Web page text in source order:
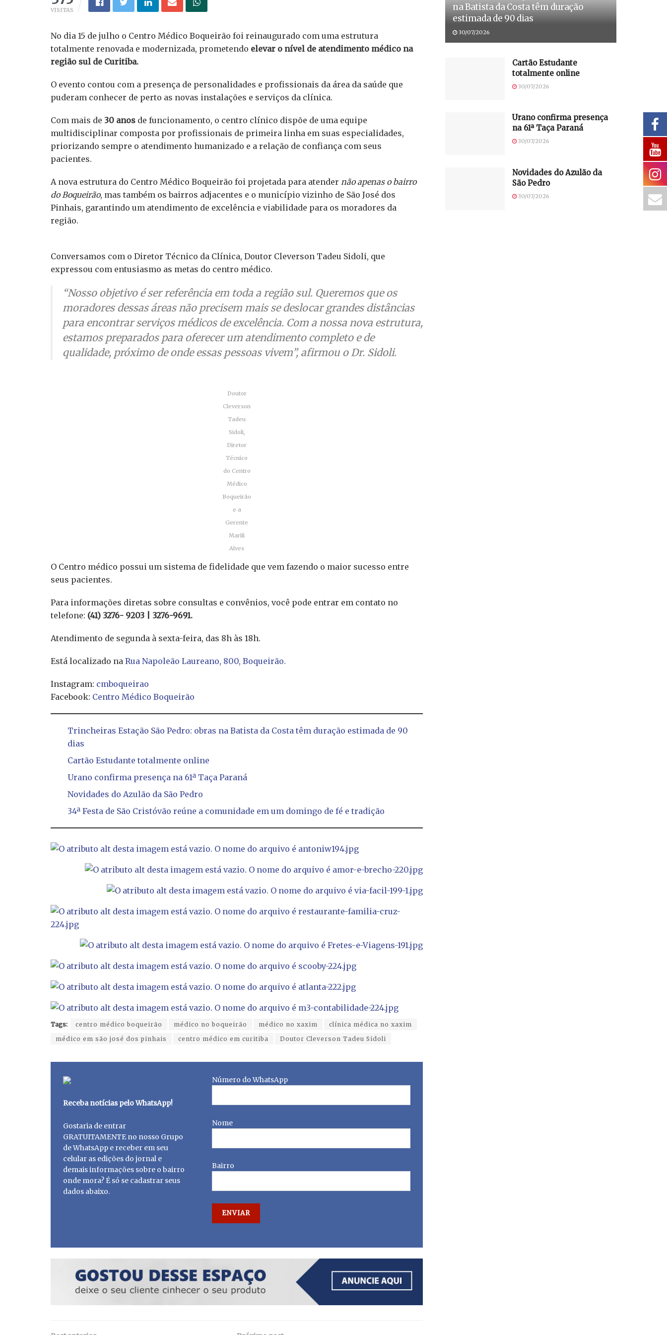
VISITAS
No dia 15 de julho o Centro Médico Boqueirão foi reinaugurado com uma estrutura
totalmente renovada e modernizada, prometendo elevar o nível de atendimento médico na
região sul de Curitiba.
O evento contou com a presença de personalidades e profissionais da área da saúde que
puderam conhecer de perto as novas instalações e serviços da clínica.
Com mais de 30 anos de funcionamento, o centro clínico dispõe de uma equipe
multidisciplinar composta por profissionais de primeira linha em suas especialidades,
priorizando sempre o atendimento humanizado e a relação de confiança com seus
pacientes.
A nova estrutura do Centro Médico Boqueirão foi projetada para atender não apenas o bairro
do Boqueirão, mas também os bairros adjacentes e o município vizinho de São José dos
Pinhais, garantindo um atendimento de excelência e viabilidade para os moradores da
região.
Conversamos com o Diretor Técnico da Clínica, Doutor Cleverson Tadeu Sidoli, que
expressou com entusiasmo as metas do centro médico.
“Nosso objetivo é ser referência em toda a região sul. Queremos que os
moradores dessas áreas não precisem mais se deslocar grandes distâncias
para encontrar serviços médicos de excelência. Com a nossa nova estrutura,
estamos preparados para oferecer um atendimento completo e de
qualidade, próximo de onde essas pessoas vivem”, afirmou o Dr. Sidoli.
Doutor
Cleverson
Tadeu
Sidoli,
Diretor
Técnico
do Centro
Médico
Boqueirão
e a
Gerente
Marili
Alves
O Centro médico possui um sistema de fidelidade que vem fazendo o maior sucesso entre
seus pacientes.
Para informações diretas sobre consultas e convênios, você pode entrar em contato no
telefone: (41) 3276- 9203 | 3276-9691.
Atendimento de segunda à sexta-feira, das 8h às 18h.
Está localizado na Rua Napoleão Laureano, 800, Boqueirão.
Instagram: cmboqueirao
Facebook: Centro Médico Boqueirão
Trincheiras Estação São Pedro: obras na Batista da Costa têm duração estimada de 90
dias
Cartão Estudante totalmente online
Urano confirma presença na 61ª Taça Paraná
Novidades do Azulão da São Pedro
34ª Festa de São Cristóvão reúne a comunidade em um domingo de fé e tradição
Tags: centro médico boqueirão médico no boqueirão médico no xaxim
clínica médica no xaxim
médico em são josé dos pinhais
centro médico em curitiba Doutor Cleverson Tadeu Sidoli
Receba notícias pelo WhatsApp!
Gostaria de entrar
GRATUITAMENTE no nosso Grupo
de WhatsApp e receber em seu
celular as edições do jornal e
demais informações sobre o bairro
onde mora? É só se cadastrar seus
dados abaixo.
Número do WhatsApp
Nome
Bairro
na Batista da Costa têm duração
estimada de 90 dias
30/07/2026
Cartão Estudante
totalmente online
30/07/2026
Urano confirma presença
na 61ª Taça Paraná
30/07/2026
Novidades do Azulão da
São Pedro
30/07/2026